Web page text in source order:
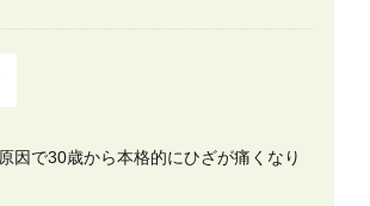
因で30歳から本格的にひざが痛くなり